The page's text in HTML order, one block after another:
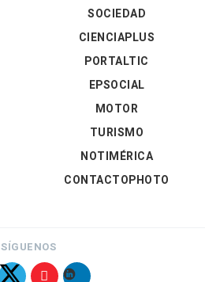
SOCIEDAD
CIENCIAPLUS
PORTALTIC
EPSOCIAL
MOTOR
TURISMO
NOTIMÉRICA
CONTACTOPHOTO
SÍGUENOS